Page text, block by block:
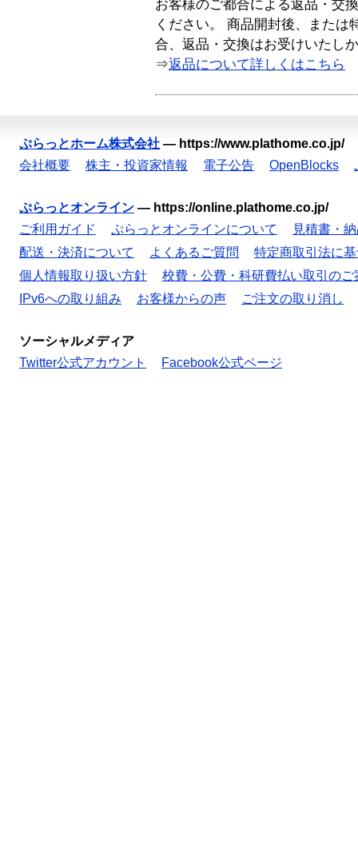
お客様のご都合による返品・交
ください。 商品開封後、または
合、返品・交換はお受けいたし
⇒返品について詳しくはこちら
ぷらっとホーム株式会社 — https://www.plathome.co.jp/
会社概要
株主・投資家情報 電子公告 OpenBlocks
ぷらっとオンライン — https://online.plathome.co.jp/
ご利用ガイド
ぷらっとオンラインについて
見積書・
配送・決済について
よくあるご質問
特定商取引法に
個人情報取り扱い方針
校費・公費・科研費払い取引のご
IPv6への取り組み
お客様からの声 ご注文の取り消し
ソーシャルメディア
Twitter公式アカウント
Facebook公式ページ